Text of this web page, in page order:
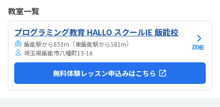
は路上駐車になります。駐輪スペースはあるので子供一人でも近い人
なら行けると思います。奥の方まで覗いたことはないので詳しくはわ
からないが、入り口や教室の内装は奇麗だと思います。気軽に入りや
すい感じがします。ひとそれぞれになってしまい...
教室一覧
プログラミング教育 HALLO スクールIE 飯能校
飯能駅から651m （東飯能駅から581m）
埼玉県飯能市八幡町13-16
詳細
無料体験レッスン申込みはこちら